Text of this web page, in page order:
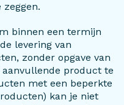
binnen een termijn
levering van
zonder opgave van
product te
met een beperkte
kan je niet